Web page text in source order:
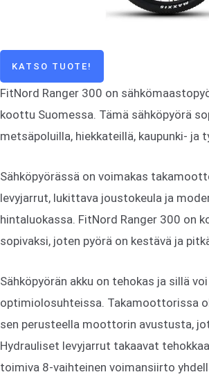
KATSO TUOTE!
FitNord Ranger 300 on
koottu Suomessa. Tämä sähköpyörä
metsäpoluilla, hiekkateillä, kaupunki- ja
Sähköpyörässä on voimakas
levyjarrut, lukittava joustokeula ja
hintaluokassa. FitNord Ranger 300 on
sopivaksi, joten pyörä on kestävä ja
Sähköpyörän akku on tehokas ja sillä
optimiolosuhteissa. Takamoottorissa
sen perusteella moottorin avustusta,
Hydrauliset levyjarrut takaavat
toimiva 8-vaihteinen voimansiirto